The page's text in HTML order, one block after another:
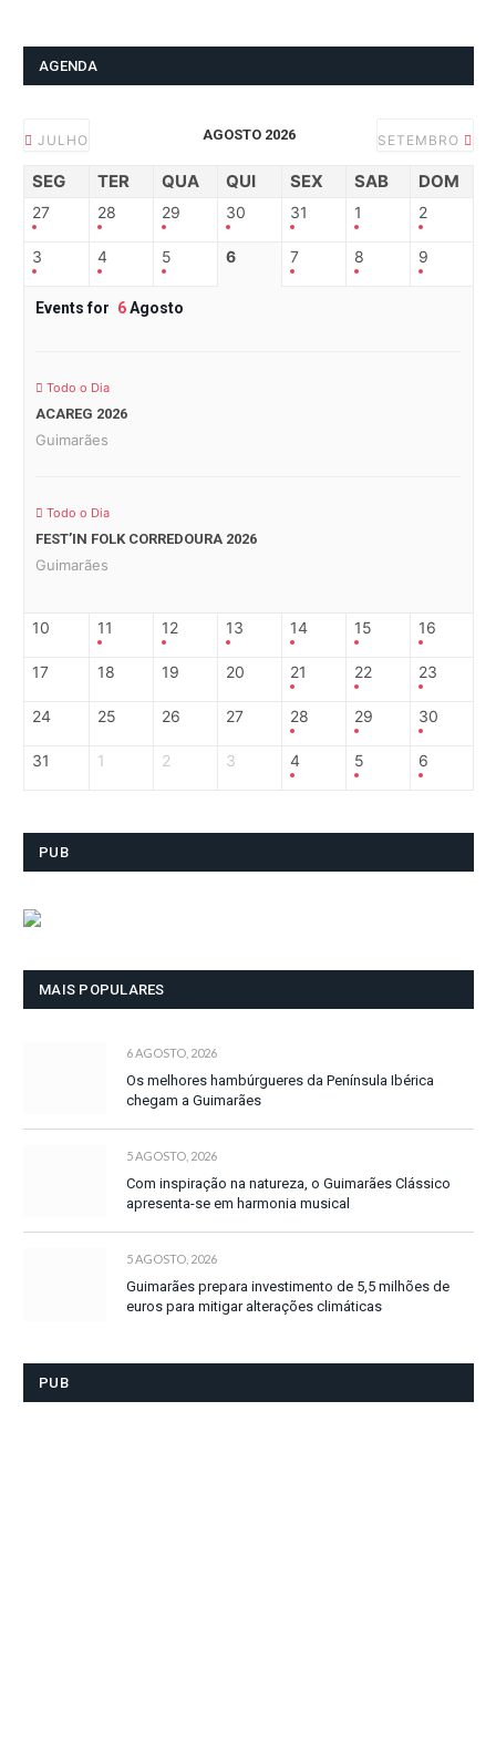
AGENDA
JULHO AGOSTO 2026 SETEMBRO
SEG TER QUA QUI SEX SAB DOM
27 28 29 30 31 1 2
3 4 5 6 7 8 9
Events for 6Agosto
Todo o Dia
ACAREG 2026
Guimarães
Todo o Dia
FEST’IN FOLK CORREDOURA 2026
Guimarães
10 11 12 13 14 15 16
17 18 19 20 21 22 23
24 25 26 27 28 29 30
31 1 2 3 4 5 6
PUB
MAIS POPULARES
6 AGOSTO, 2026
Os melhores hambúrgueres da Península Ibérica
chegam a Guimarães
5 AGOSTO, 2026
Com inspiração na natureza, o Guimarães Clássico
apresenta-se em harmonia musical
5 AGOSTO, 2026
Guimarães prepara investimento de 5,5 milhões de
euros para mitigar alterações climáticas
PUB